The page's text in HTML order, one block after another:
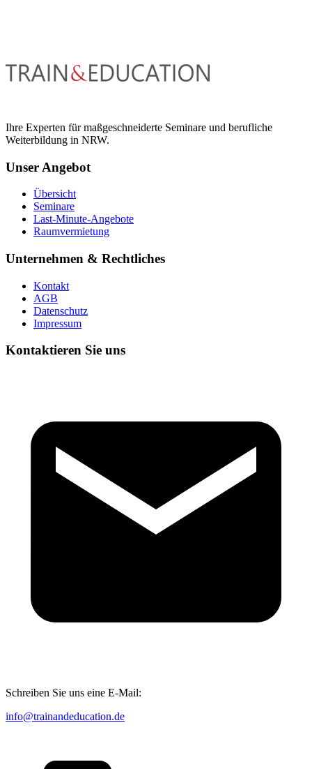
Ihre Experten für maßgeschneiderte Seminare und berufliche
Weiterbildung in NRW.
Unser Angebot
Übersicht
Seminare
Last-Minute-Angebote
Raumvermietung
Unternehmen & Rechtliches
Kontakt
AGB
Datenschutz
Impressum
Kontaktieren Sie uns
Schreiben Sie uns eine E-Mail:
info@trainandeducation.de